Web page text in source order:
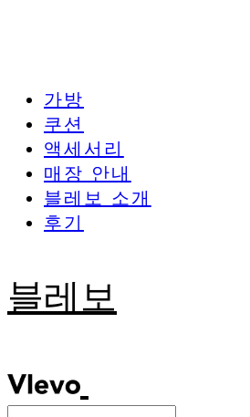
가방
쿠션
액세서리
매장 안내
블레보 소개
후기
블레보